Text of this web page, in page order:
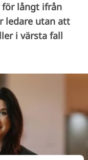
långt ifrån
ledare utan att
i värsta fall